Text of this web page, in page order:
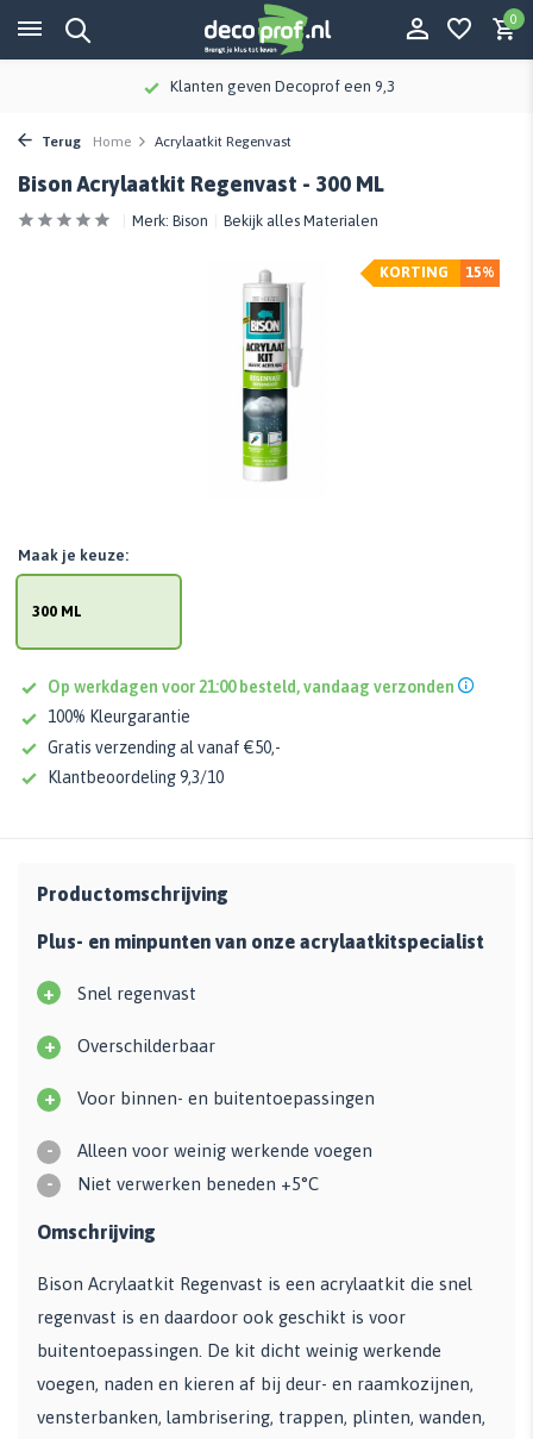
0
Klanten geven Decoprof een 9,3
Terug Home Acrylaatkit Regenvast
Bison Acrylaatkit Regenvast - 300 ML
Merk: Bison Bekijk alles Materialen
15%
KORTING
300 ML
Maak je keuze:
Op werkdagen voor 21:00 besteld, vandaag verzonden
100% Kleurgarantie
Gratis verzending al vanaf €50,-
Klantbeoordeling 9,3/10
Productomschrijving
Plus- en minpunten van onze acrylaatkitspecialist
+ Snel regenvast
+ Overschilderbaar
+ Voor binnen- en buitentoepassingen
- Alleen voor weinig werkende voegen
- Niet verwerken beneden +5°C
Omschrijving
Bison Acrylaatkit Regenvast is een acrylaatkit die snel
regenvast is en daardoor ook geschikt is voor
buitentoepassingen. De kit dicht weinig werkende
voegen, naden en kieren af bij deur- en raamkozijnen,
vensterbanken, lambrisering, trappen, plinten, wanden,